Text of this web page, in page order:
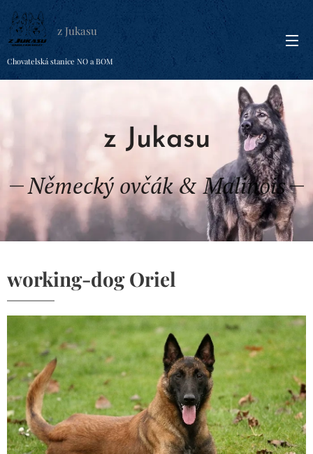
z Jukasu
Chovatelská stanice NO a BOM
z Jukasu
Německý ovčák & Malinois
working-dog Oriel